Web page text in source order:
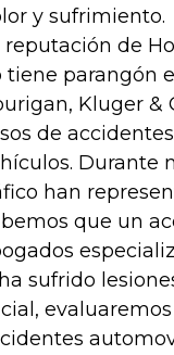
y sufrimiento.
reputación de
tiene parangón
Kluger &
de
Durante
han
que un
sufrido